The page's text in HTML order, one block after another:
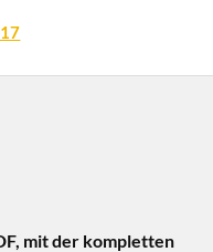
mit der kompletten